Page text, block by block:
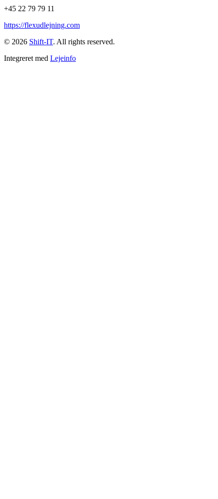
+45 22 79 79 11
https://flexudlejning.com
© 2026 Shift-IT. All rights reserved.
Integreret med Lejeinfo